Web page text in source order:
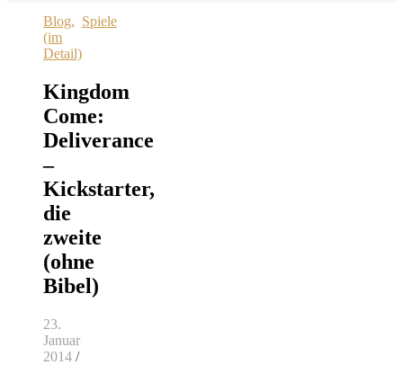
Blog, Spiele
(im
Detail)
Kingdom
Come:
Deliverance
–
Kickstarter,
die
zweite
(ohne
Bibel)
23.
Januar
2014 /